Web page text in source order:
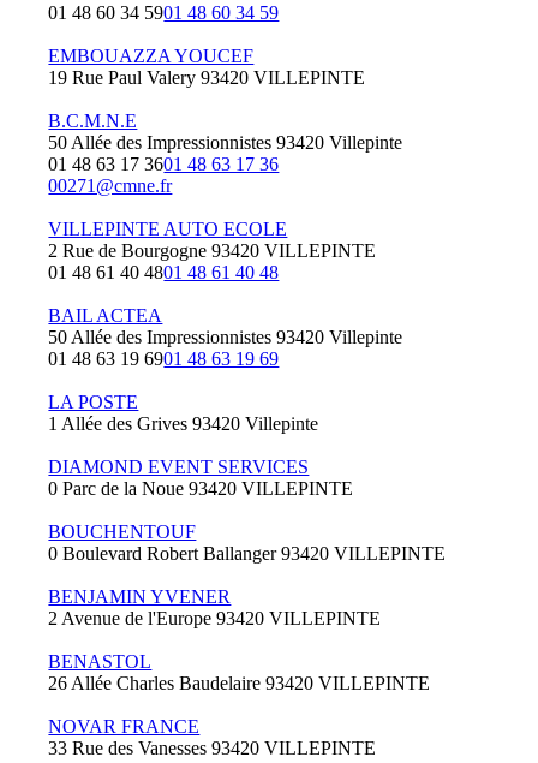
01 48 60 34 5901 48 60 34 59
EMBOUAZZA YOUCEF
19 Rue Paul Valery 93420 VILLEPINTE
B.C.M.N.E
50 Allée des Impressionnistes 93420 Villepinte
01 48 63 17 3601 48 63 17 36
00271@cmne.fr
VILLEPINTE AUTO ECOLE
2 Rue de Bourgogne 93420 VILLEPINTE
01 48 61 40 4801 48 61 40 48
BAIL ACTEA
50 Allée des Impressionnistes 93420 Villepinte
01 48 63 19 6901 48 63 19 69
LA POSTE
1 Allée des Grives 93420 Villepinte
DIAMOND EVENT SERVICES
0 Parc de la Noue 93420 VILLEPINTE
BOUCHENTOUF
0 Boulevard Robert Ballanger 93420 VILLEPINTE
BENJAMIN YVENER
2 Avenue de l'Europe 93420 VILLEPINTE
BENASTOL
26 Allée Charles Baudelaire 93420 VILLEPINTE
NOVAR FRANCE
33 Rue des Vanesses 93420 VILLEPINTE